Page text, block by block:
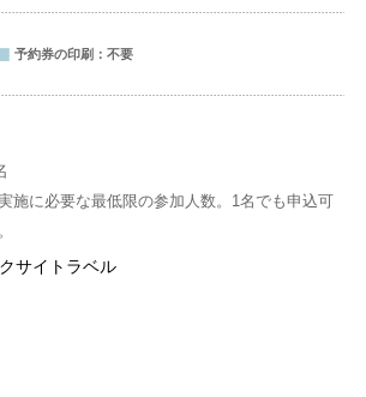
予約券の印刷： 不要
施に必要な最低限の参加人数。1名でも申込可
サイトラベル